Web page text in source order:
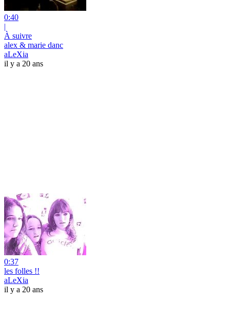
0:40
|
À suivre
alex & marie danc
aLeXia
il y a 20 ans
0:37
les folles !!
aLeXia
il y a 20 ans